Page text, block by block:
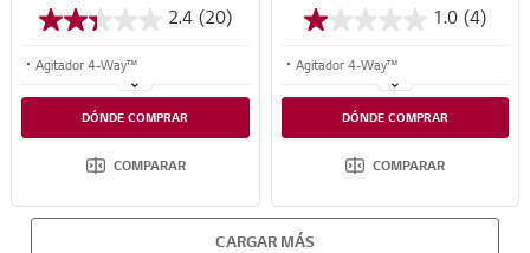
2.4 (20)
Agitador 4-Way™
6 Motion DD
Dimensiones (An. x Alt. x Prof.) 690 mm x 1130 mm x 730 mm
DÓNDE COMPRAR
COMPARAR
1.0 (4)
Agitador 4-Way™
Mayor cobertura de lavado
Motor Inverter Direct Drive™
DÓNDE COMPRAR
COMPARAR
CARGAR MÁS